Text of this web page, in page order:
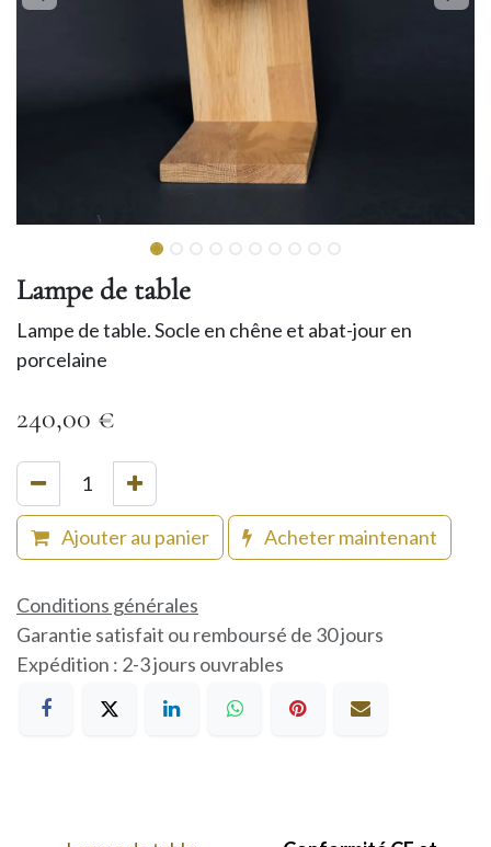
Lampe de table
Lampe de table. Socle en chêne et abat-jour en
porcelaine
240,00 €
Ajouter au panier Acheter maintenant
Conditions générales
Garantie satisfait ou remboursé de 30 jours
Expédition : 2-3 jours ouvrables